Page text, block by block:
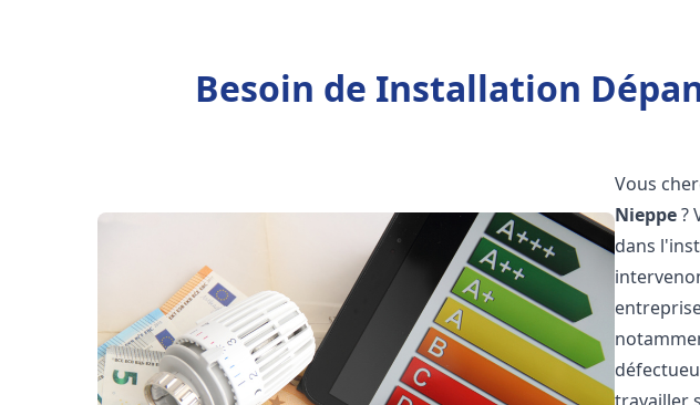
Besoin de Installation
Vous
Nieppe?
dans